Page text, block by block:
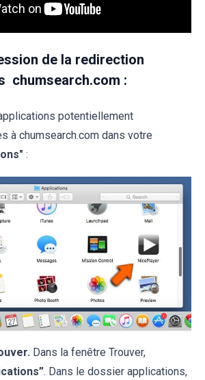
de la redirection
chumsearch.com :
potentiellement
à chumsearch.com dans votre
:
Dans la fenêtre Trouver,
. Dans le dossier applications,